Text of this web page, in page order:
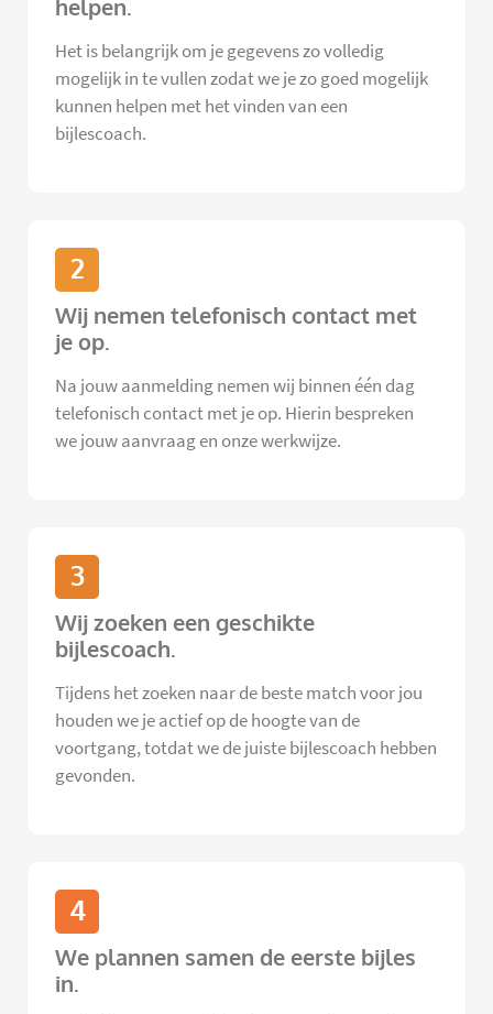
helpen.
Het is belangrijk om je gegevens zo volledig
mogelijk in te vullen zodat we je zo goed mogelijk
kunnen helpen met het vinden van een
bijlescoach.
2
Wij nemen telefonisch contact met
je op.
Na jouw aanmelding nemen wij binnen één dag
telefonisch contact met je op. Hierin bespreken
we jouw aanvraag en onze werkwijze.
3
Wij zoeken een geschikte
bijlescoach.
Tijdens het zoeken naar de beste match voor jou
houden we je actief op de hoogte van de
voortgang, totdat we de juiste bijlescoach hebben
gevonden.
4
We plannen samen de eerste bijles
in.